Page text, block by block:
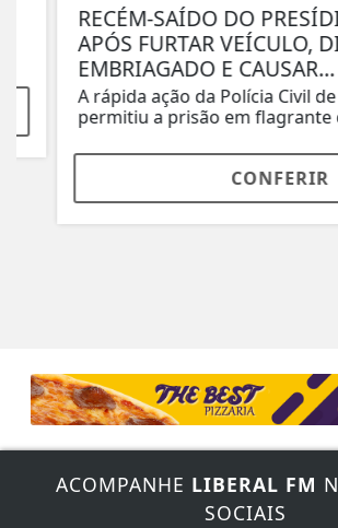
RECÉM-SAÍDO DO PRESÍDIO
APÓS FURTAR VEÍCULO,
EMBRIAGADO E CAUSAR...
A rápida ação da Polícia Civil de
permitiu a prisão em flagrante do
CONFERIR
ACOMPANHE LIBERAL FM
SOCIAIS